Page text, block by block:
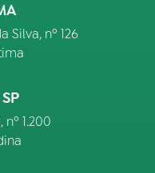
Silva, nº 126
1.200